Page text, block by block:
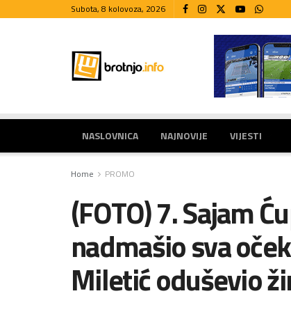
Subota, 8 kolovoza, 2026
NASLOVNICA NAJNOVIJE VIJESTI
Home PROMO
(FOTO) 7. Sajam
nadmašio sva
Miletić oduševio